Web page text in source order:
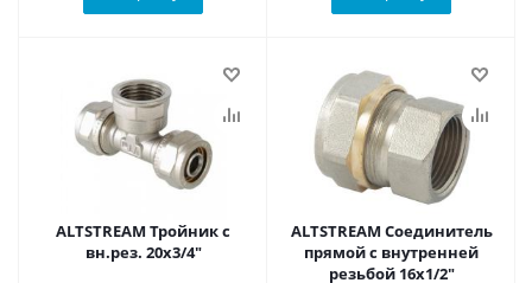
ALTSTREAM Тройник с
вн.рез. 20х3/4"
ALTSTREAM Соединитель
прямой с внутренней
резьбой 16х1/2"